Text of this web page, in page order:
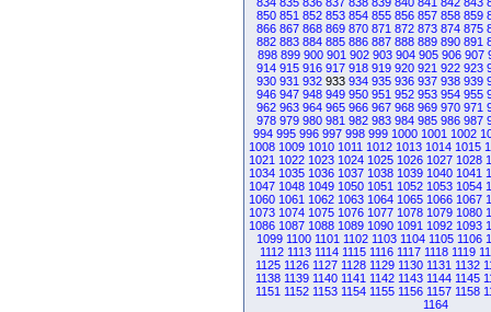
850 851 852 853 854 855 856 857 858 859
866 867 868 869 870 871 872 873 874 875
882 883 884 885 886 887 888 889 890 891
898 899 900 901 902 903 904 905 906 907
914 915 916 917 918 919 920 921 922 923
930 931 932 933 934 935 936 937 938 939
946 947 948 949 950 951 952 953 954 955
962 963 964 965 966 967 968 969 970 971
978 979 980 981 982 983 984 985 986 987
994 995 996 997 998 999 1000 1001 1002
1008 1009 1010 1011 1012 1013 1014 1015
1021 1022 1023 1024 1025 1026 1027 1028
1034 1035 1036 1037 1038 1039 1040 1041
1047 1048 1049 1050 1051 1052 1053 1054
1060 1061 1062 1063 1064 1065 1066 1067
1073 1074 1075 1076 1077 1078 1079 1080
1086 1087 1088 1089 1090 1091 1092 1093
1099 1100 1101 1102 1103 1104 1105 1106
1112 1113 1114 1115 1116 1117 1118 1119
1125 1126 1127 1128 1129 1130 1131 1132
1138 1139 1140 1141 1142 1143 1144 1145
1151 1152 1153 1154 1155 1156 1157 1158
1164